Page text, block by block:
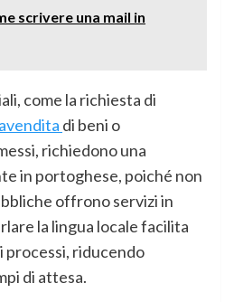
scrivere una mail in
come la richiesta di
di beni o
richiedono una
in portoghese, poiché non
offrono servizi in
la lingua locale facilita
riducendo
di attesa.